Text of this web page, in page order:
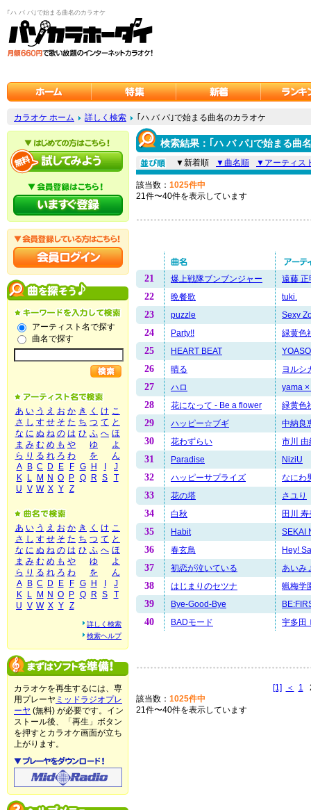
｢ハ バ パ｣で始まる曲名のカラオケ
カラオケ ホーム 詳しく検索 ｢ハ バ パ｣で始まる曲名のカラオケ
アーティスト名で探す
曲名で探す
あ い う え お か き く け こ
さ し す せ そ た ち つ て と
な に ぬ ね の は ひ ふ へ ほ
ま み む め も や ゆ
よ
ら り る れ ろ わ を
ん
A
B C D E F G H
J
K
L M N O P Q R S
T
U V W X Y Z
あ い う え お か き く け こ
さ し す せ そ た ち つ て と
な に ぬ ね の は ひ ふ へ ほ
ま み む め も や ゆ
よ
ら り る れ ろ わ を
ん
A
B C D E F G H
J
K
L M N O P Q R S
T
U V W X Y Z
詳しく検索
検索ヘルプ
カラオケを再生するには、専
用プレーヤ ミッドラジオプレ
ーヤ (無料) が必要です。イン
ストール後、「再生」ボタン
を押すとカラオケ画面が立ち
上がります。
検索結果：｢ハ バ パ｣で始まる曲
▼新着順 ▼曲名順 ▼アーティス
該当数： 1025件中
21件〜40件を表示しています
21 爆上戦隊ブンブンジャー 遠藤 正
22 晩餐歌 tuki.
23 puzzle Sexy
24 Party!! 緑黄色
25 HEART BEAT
26 晴る ヨルシ
27 ハロ yama
28 花になって - Be a flower 緑黄色
29 ハッピー☆ブギ 中納良
30 花わずらい 市川 由
31 Paradise NiziU
32 ハッピーサプライズ なにわ
33 花の塔 さユり
34 白秋 田川 寿
35 Habit SEKAI
36 春玄鳥 Hey!
37 初恋が泣いている あいみ
38 はじまりのセツナ 蝋梅学
39 Bye-Good-Bye
40 BADモード 宇多田
[1] ＜ 1
該当数： 1025件中
21件〜40件を表示しています